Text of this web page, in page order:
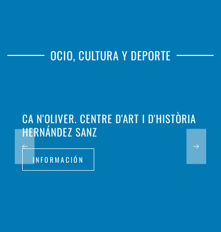
OCIO, CULTURA Y DEPORTE
CA N'OLIVER. CENTRE D'ART I D'HISTÒRIA
HERNÁNDEZ SANZ
INFORMACIÓN